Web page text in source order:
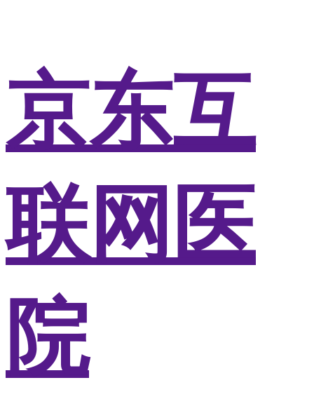
京东互
联网医
院